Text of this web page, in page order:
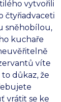
vytvořili
čtyřiadvaceti
sněhobílou,
kuchaře
víte
to důkaz, že
vrátit se ke